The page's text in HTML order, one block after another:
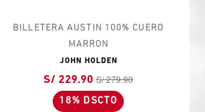
BILLETERA AUSTIN 100% CUERO
MARRON
JOHN HOLDEN
S/ 229.90 S/ 279.90
18% DSCTO